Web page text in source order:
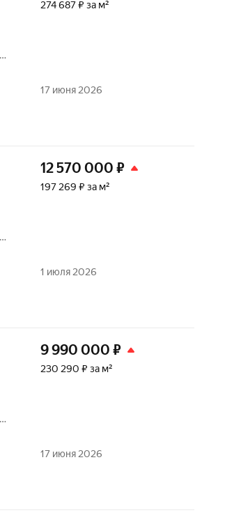
274 687 ₽ за м²
17 июня 2026
12 570 000 ₽
197 269 ₽ за м²
1 июля 2026
9 990 000 ₽
230 290 ₽ за м²
17 июня 2026